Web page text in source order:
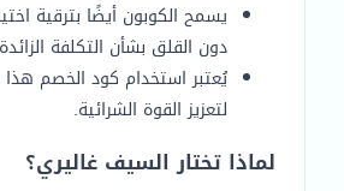
يسمح الكوبون أيضًا بترقية
دون القلق بشأن التكلفة
يُعتبر استخدام كود الخصم
لتعزيز القوة الشرائية.
لماذا تختار السيف غاليري؟